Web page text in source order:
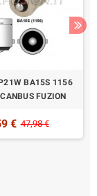
BA15S 1156
FUZION
€ 47,98 €